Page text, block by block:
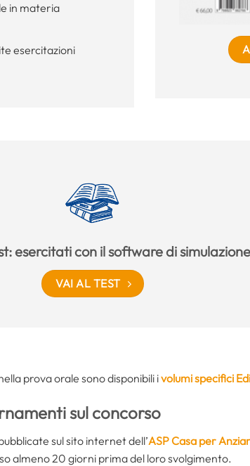
in materia
esercitazioni
esercitati con il software di simulazione
VAI AL TEST
prova orale sono disponibili ivolumi specifici
sul concorso
sul sito internet dell’ASP Casa per
almeno 20 giorni prima del loro svolgimento.